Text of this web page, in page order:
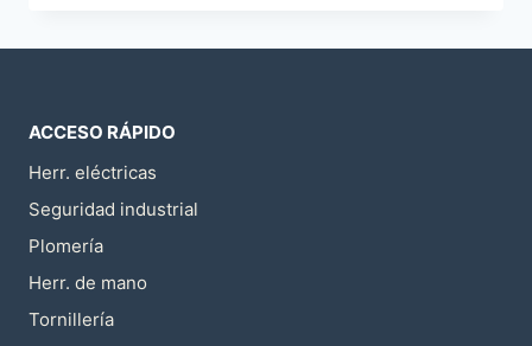
ACCESO RÁPIDO
Herr. eléctricas
Seguridad industrial
Plomería
Herr. de mano
Tornillería